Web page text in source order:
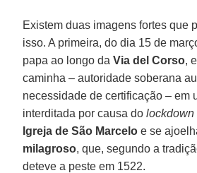
Existem duas imagens fortes que
isso. A primeira, do dia 15 de
papa ao longo daVia del Corso,
caminha – autoridade soberana
necessidade de certificação – em
interditada por causa dolockdown
Igreja de São Marcelo e se
milagroso, que, segundo a
deteve a peste em 1522.